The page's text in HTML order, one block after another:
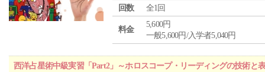
回数
全1回
料金
5,600円
一般5,600円/入学者5,040円
西洋占星術中級実習「Part2」～ホロスコープ・リーディングの技術と